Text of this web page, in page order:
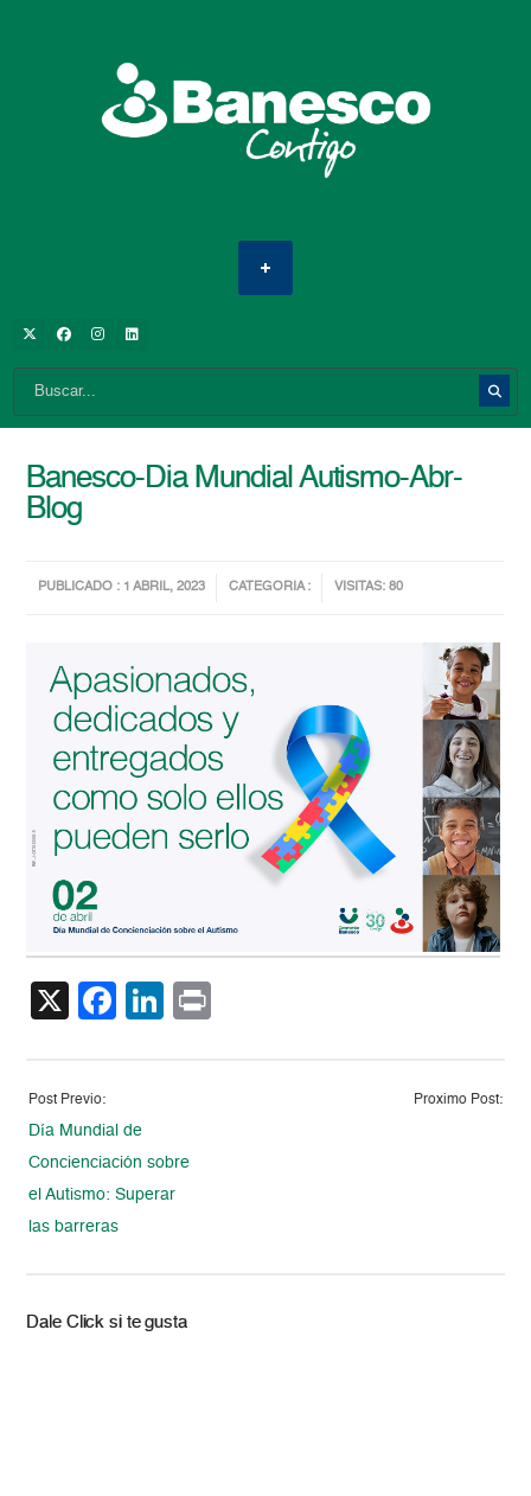
Banesco-Dia Mundial Autismo-Abr-
Blog
PUBLICADO : 1 ABRIL, 2023 CATEGORIA : VISITAS: 80
X Facebook
LinkedIn
Post Previo:
Día Mundial de
Concienciación sobre
el Autismo: Superar
las barreras
Proximo Post:
Dale Click si te gusta